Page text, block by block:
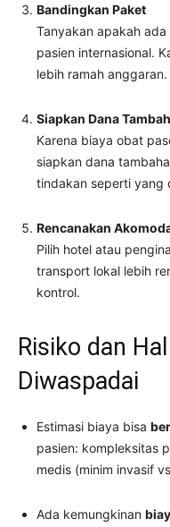
Bandingkan Paket
Tanyakan apakah
pasien internasional.
lebih ramah anggaran.
Siapkan Dana
Karena biaya obat
siapkan dana
tindakan seperti yang
Rencanakan
Pilih hotel atau
transport lokal lebih
kontrol.
Risiko dan
Diwaspadai
Estimasi biaya bisa
pasien: kompleksitas
medis (minim invasif
Ada kemungkinan